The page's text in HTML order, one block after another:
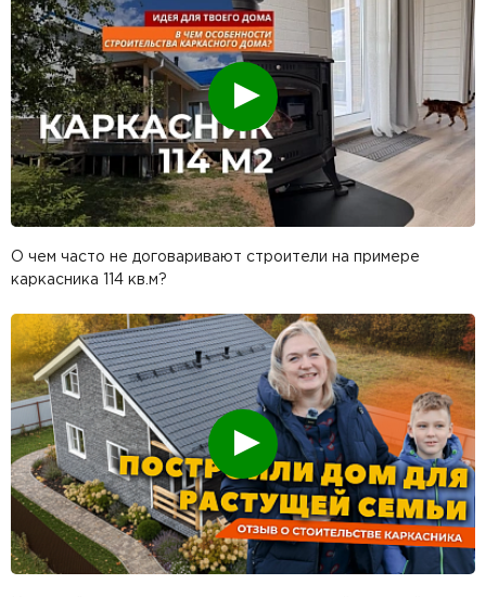
Смотреть
О чем часто не договаривают строители на примере
каркасника 114 кв.м?
Смотреть